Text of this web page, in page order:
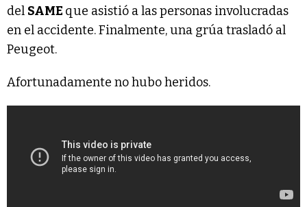
del SAME que asistió a las personas involucradas
en el accidente. Finalmente, una grúa trasladó al
Peugeot.
Afortunadamente no hubo heridos.